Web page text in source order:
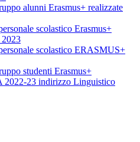
alunni Erasmus+ realizzate
scolastico Erasmus+
2023
scolastico ERASMUS+
studenti Erasmus+
23 indirizzo Linguistico